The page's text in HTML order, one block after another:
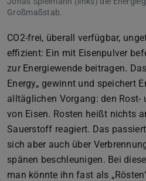
Großmaßstab.
CO2-frei, überall verfügbar,
effizient: Ein mit Eisenpulver
zur Energiewende beitragen.
Energy„ gewinnt und speichert
alltäglichen Vorgang: den Rost-
von Eisen. Rosten heißt nichts
Sauerstoff reagiert. Das
sich aber auch über
spänen beschleunigen. Bei
man könnte ihn fast als